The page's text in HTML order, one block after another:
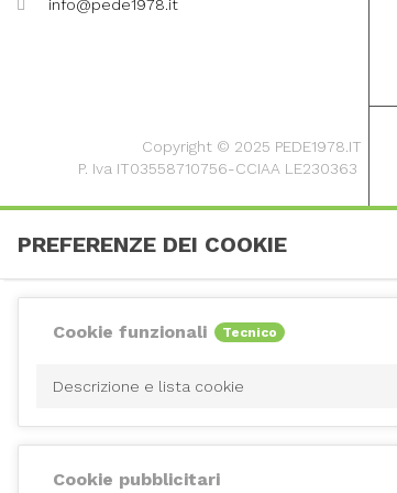
info@pede1978.it
Copyright © 2025 PEDE1978.IT
P. Iva IT03558710756-CCIAA LE230363
PREFERENZE DEI COOKIE
Cookie funzionali Tecnico
Descrizione e lista cookie
Cookie pubblicitari